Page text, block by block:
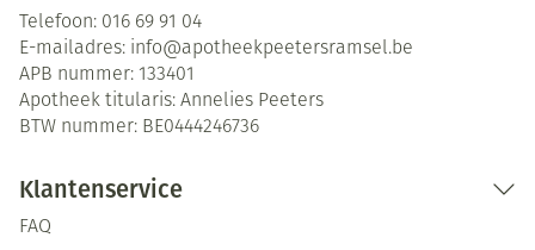
Telefoon: 016 69 91 04
E-mailadres: info@apotheekpeetersramsel.be
APB nummer: 133401
Apotheek titularis: Annelies Peeters
BTW nummer: BE0444246736
Klantenservice
FAQ